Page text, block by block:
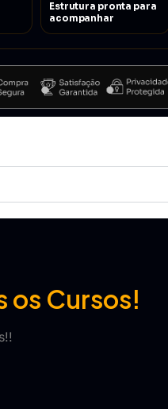
Estrutura pronta para
acompanhar
os Cursos!